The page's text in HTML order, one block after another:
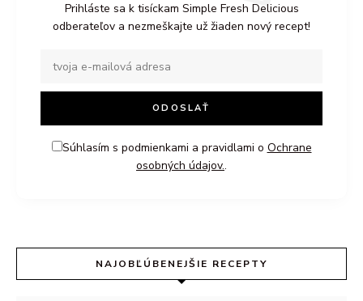
Prihláste sa k tisíckam Simple Fresh Delicious
odberateľov a nezmeškajte už žiaden nový recept!
Súhlasím s podmienkami a pravidlami o Ochrane
osobných údajov..
NAJOBĽÚBENEJŠIE RECEPTY